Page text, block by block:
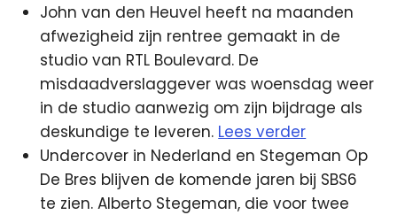
John van den Heuvel heeft na maanden
afwezigheid zijn rentree gemaakt in de
studio van RTL Boulevard. De
misdaadverslaggever was woensdag weer
in de studio aanwezig om zijn bijdrage als
deskundige te leveren. Lees verder
Undercover in Nederland en Stegeman Op
De Bres blijven de komende jaren bij SBS6
te zien. Alberto Stegeman, die voor twee